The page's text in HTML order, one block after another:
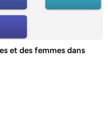
et des femmes dans